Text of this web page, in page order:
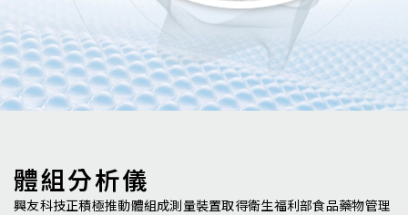
體組分析儀
興友科技正積極推動體組成測量裝置取得衛生福利部食品藥物管理